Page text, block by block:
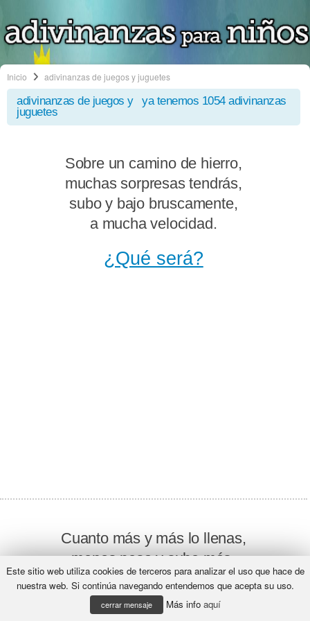
Inicio adivinanzas de juegos y juguetes
ya tenemos 1054 adivinanzas
adivinanzas de juegos y
juguetes
Sobre un camino de hierro,
muchas sorpresas tendrás,
subo y bajo bruscamente,
a mucha velocidad.
¿Qué será?
Cuanto más y más lo llenas,
menos pesa y sube más.
¿Qué será?
Este sitio web utiliza cookies de terceros para analizar el uso que hace de
nuestra web. Si continúa navegando entendemos que acepta su uso.
cerrar mensaje Más info aquí